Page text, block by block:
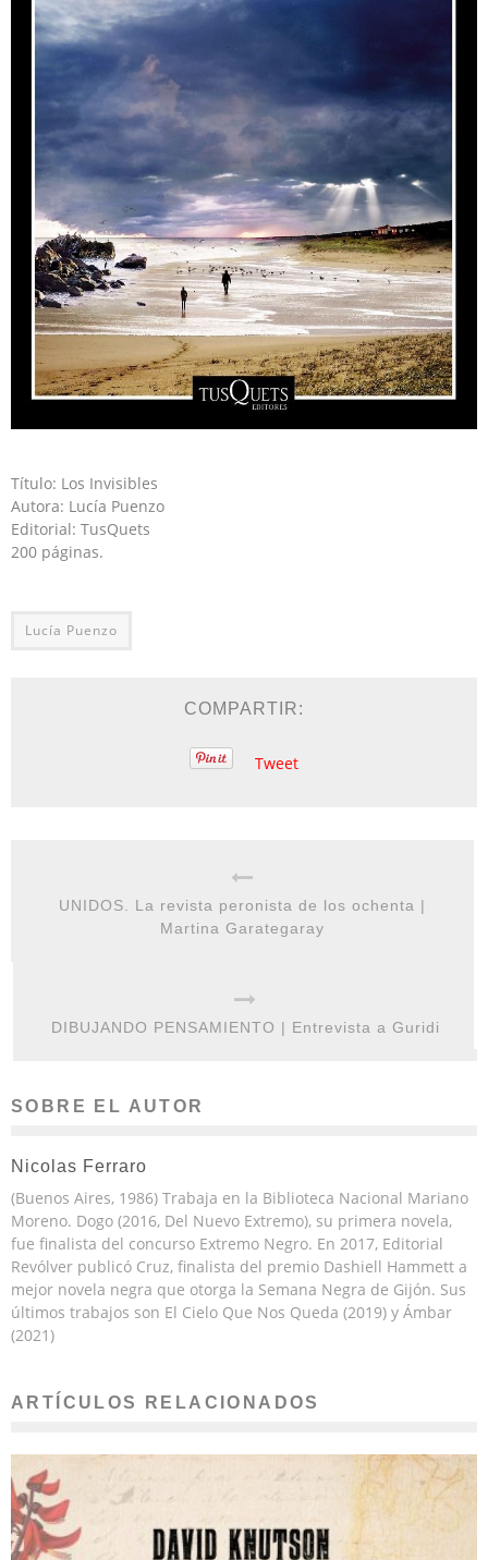
Título: Los Invisibles
Autora: Lucía Puenzo
Editorial: TusQuets
200 páginas.
Lucía Puenzo
COMPARTIR:
Tweet
UNIDOS. La revista peronista de los ochenta |
Martina Garategaray
DIBUJANDO PENSAMIENTO | Entrevista a Guridi
SOBRE EL AUTOR
Nicolas Ferraro
(Buenos Aires, 1986) Trabaja en la Biblioteca Nacional Mariano
Moreno. Dogo (2016, Del Nuevo Extremo), su primera novela,
fue finalista del concurso Extremo Negro. En 2017, Editorial
Revólver publicó Cruz, finalista del premio Dashiell Hammett a
mejor novela negra que otorga la Semana Negra de Gijón. Sus
últimos trabajos son El Cielo Que Nos Queda (2019) y Ámbar
(2021)
ARTÍCULOS RELACIONADOS